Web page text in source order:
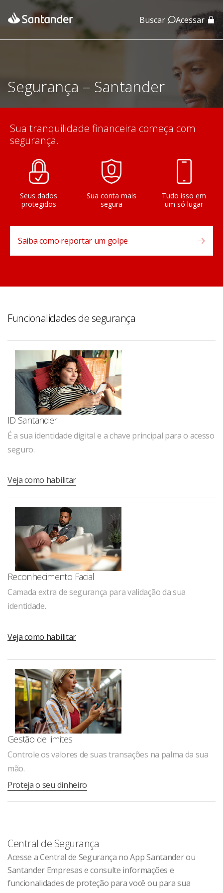
App Santander Buscar Acessar
Segurança – Santander
Sua tranquilidade financeira começa com
segurança.
Seus dados
protegidos
Sua conta mais
segura
Tudo isso em
um só lugar
Saiba como reportar um golpe
Funcionalidades de segurança
ID Santander
É a sua identidade digital e a chave principal para o acesso
seguro.
Veja como habilitar
Reconhecimento Facial
Camada extra de segurança para validação da sua
identidade.
Veja como habilitar
Gestão de limites
Controle os valores de suas transações na palma da sua
mão.
Proteja o seu dinheiro
Central de Segurança
Acesse a Central de Segurança no App Santander ou
Santander Empresas e consulte informações e
funcionalidades de proteção para você ou para sua